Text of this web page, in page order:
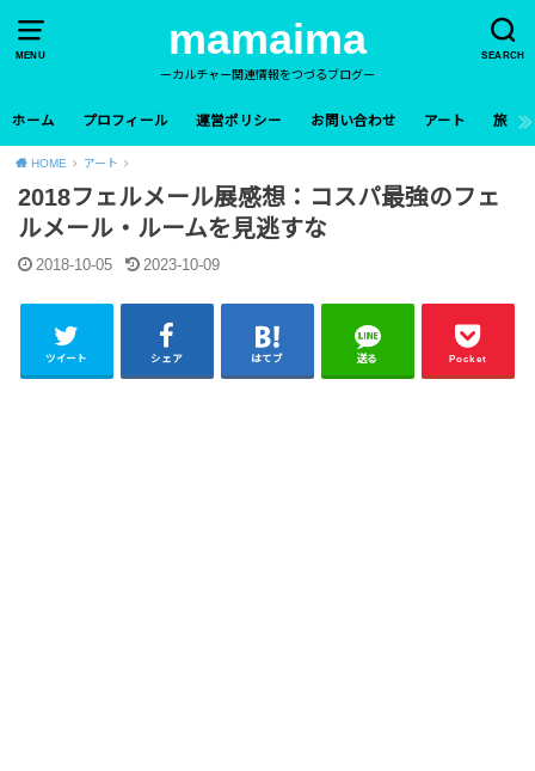
MENU SEARCH
mamaima
ーカルチャー関連情報をつづるブログー
ホーム プロフィール 運営ポリシー お問い合わせ アート 旅
HOME アート
2018フェルメール展感想：コスパ最強のフェ
ルメール・ルームを見逃すな
2018-10-05 2023-10-09
ツイート シェア はてブ 送る Pocket